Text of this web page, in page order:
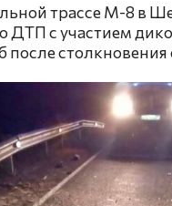
трассе М-8 в
ДТП с участием
после